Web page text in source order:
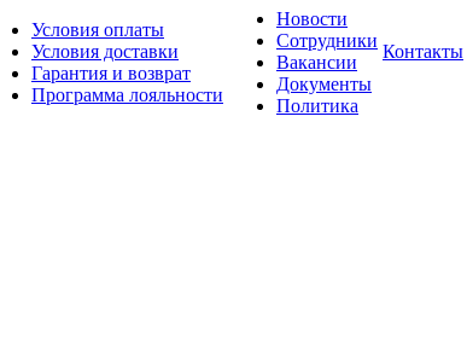
Условия оплаты
Условия доставки
Гарантия и возврат
Программа лояльности
Новости
Сотрудники
Вакансии
Документы
Политика
Контакты